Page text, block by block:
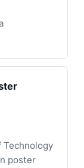
Technology
poster